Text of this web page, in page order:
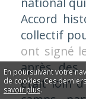
En poursuivant votre
de cookies. Ces
savoir plus.
Accord
collectif
ont signé
après des
était loin